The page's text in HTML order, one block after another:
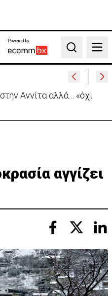
Powered by:
Search
κατόπιν δικής μου
ομιλία της
αγγίζει